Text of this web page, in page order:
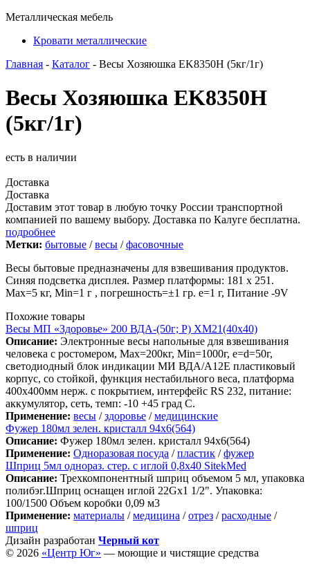
Металлическая мебель
Кровати металлические
Главная - Каталог - Весы Хозяюшка EK8350H (5кг/1г)
Весы Хозяюшка EK8350H
(5кг/1г)
есть в наличии
Доставка
Доставка
Доставим этот товар в любую точку России транспортной
компанией по вашему выбору. Доставка по Калуге бесплатна.
подробнее
Метки: бытовые /весы /фасовочные
Весы бытовые предназначены для взвешивания продуктов.
Синяя подсветка дисплея. Размер платформы: 181 x 251.
Max=5 кг, Min=1 г , погрешность=±1 гр. е=1 г, Питание -9V
Похожие товары
Весы МП «Здоровье» 200 ВДА-(50г; Р) ХМ21(40х40)
Описание: Электронные весы напольные для взвешивания
человека с ростомером, Мах=200кг, Min=1000г, e=d=50г,
светодиодный блок индикации МИ ВДА/А12Е пластиковый
корпус, со стойкой, функция нестабильного веса, платформа
400х400мм нерж. с покрытием, интерфейс RS 232, питание:
аккумулятор, сеть, темп: -10 +45 град С.
Применение: весы /здоровье /медицинские
Фужер 180мл зелен. кристалл 94х6(564)
Описание: Фужер 180мл зелен. кристалл 94х6(564)
Применение: Одноразовая посуда /пластик /фужер
Шприц 5мл однораз. стер. с иглой 0,8х40 SitekMed
Описание: Трехкомпонентный шприц объемом 5 мл, упаковка
полибэг.Шприц оснащен иглой 22Gх1 1/2". Упаковка:
100/1500 Объем коробки 0,09 м3
Применение: материалы /медицина /отрез /расходные /
шприц
Дизайн разработан Черный кот
© 2026 «Центр Юг» — моющие и чистящие средства